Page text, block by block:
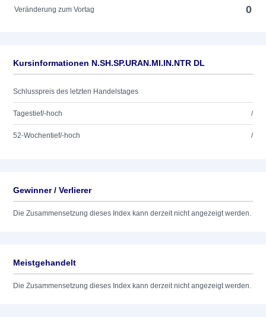
Veränderung zum Vortag 0
Kursinformationen N.SH.SP.URAN.MI.IN.NTR DL
Schlusspreis des letzten Handelstages
Tagestief/-hoch /
52-Wochentief/-hoch /
Gewinner / Verlierer
Die Zusammensetzung dieses Index kann derzeit nicht angezeigt werden.
Meistgehandelt
Die Zusammensetzung dieses Index kann derzeit nicht angezeigt werden.